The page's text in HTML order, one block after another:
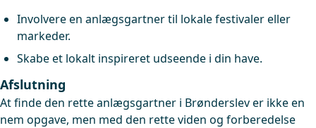
Involvere en anlægsgartner til lokale festivaler eller
markeder.
Skabe et lokalt inspireret udseende i din have.
Afslutning
At finde den rette anlægsgartner i Brønderslev er ikke en
nem opgave, men med den rette viden og forberedelse